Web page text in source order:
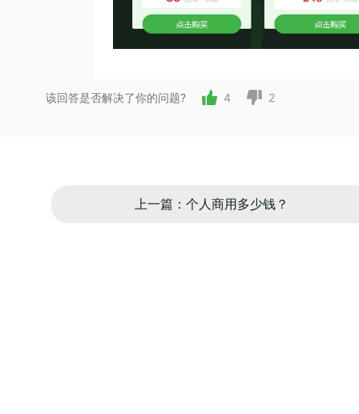
该回答是否解决了你的问题? 4 2
上一篇：个人商用多少钱？